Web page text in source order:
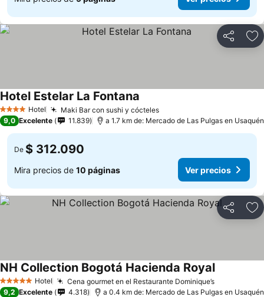
Compartir
4 EstrellasHotel Maki Bar con sushi y cóctelesVer precios
Hotel Estelar La Fontana
9,0 Excelente 11.839 a 1.7 km de: Mercado de Las Pulgas en Usaquén
De $ 312.090
Mira precios de 10 páginas Ver precios
Compartir
5 Estrellas Hotel Cena gourmet en el Restaurante Dominique’sVer precios
NH Collection Bogotá Hacienda RoyalVer
9,2 Excelente 4.318 a 0.4 km de: Mercado de Las Pulgas en Usaquén